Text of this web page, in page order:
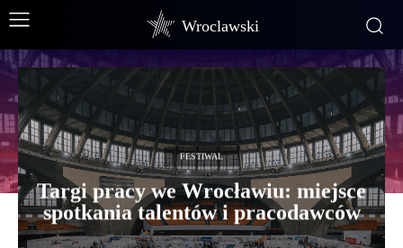
Wroclawski
FESTIWAL
Targi pracy we Wrocławiu: miejsce
spotkania talentów i pracodawców